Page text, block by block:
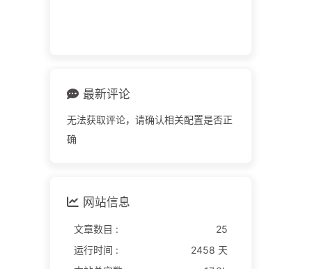
最新评论
无法获取评论，请确认相关配置是否正
确
网站信息
文章数目 :
25
运行时间 :
2458 天